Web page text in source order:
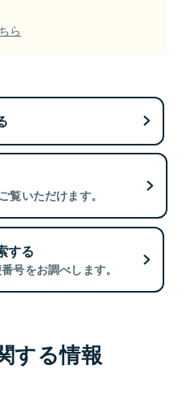
ら
覧いただけます。
する
号をお調べします。
する情報